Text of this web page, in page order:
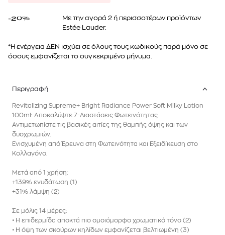
-20%
Mε την αγορά 2 ή περισσοτέρων προϊόντων
Estée Lauder.
*Η ενέργεια ΔΕΝ ισχύει σε όλους τους κωδικούς παρά μόνο σε
όσους εμφανίζεται το συγκεκριμένο μήνυμα.
Περιγραφή
Revitalizing Supreme+ Bright Radiance Power Soft Milky Lotion
100ml: Αποκαλύψτε 7-Διαστάσεις Φωτεινότητας.
Αντιμετωπίστε τις βασικές αιτίες της θαμπής όψης και των
δυσχρωμιών.
Ενισχυμένη από Έρευνα στη Φωτεινότητα και Εξειδίκευση στο
Κολλαγόνο.
Μετά από 1 χρήση:
+139% ενυδάτωση (1)
+31% λάμψη (2)
Σε μόλις 14 μέρες:
• Η επιδερμίδα αποκτά πιο ομοιόμορφο χρωματικό τόνο (2)
• Η όψη των σκούρων κηλίδων εμφανίζεται βελτιωμένη (3)